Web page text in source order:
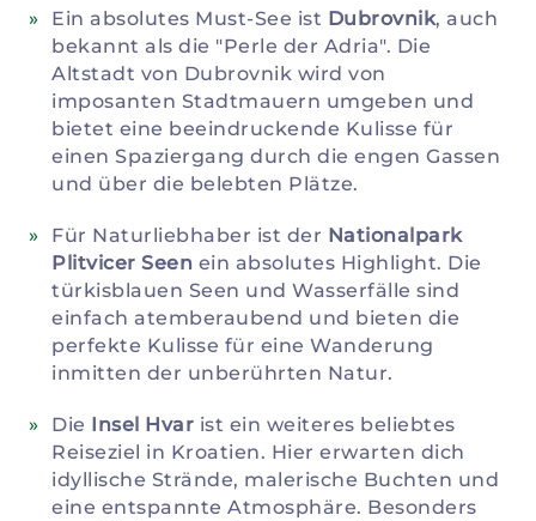
Ein absolutes Must-See ist Dubrovnik, auch
bekannt als die "Perle der Adria". Die
Altstadt von Dubrovnik wird von
imposanten Stadtmauern umgeben und
bietet eine beeindruckende Kulisse für
einen Spaziergang durch die engen Gassen
und über die belebten Plätze.
Für Naturliebhaber ist der Nationalpark
Plitvicer Seen ein absolutes Highlight. Die
türkisblauen Seen und Wasserfälle sind
einfach atemberaubend und bieten die
perfekte Kulisse für eine Wanderung
inmitten der unberührten Natur.
Die Insel Hvar ist ein weiteres beliebtes
Reiseziel in Kroatien. Hier erwarten dich
idyllische Strände, malerische Buchten und
eine entspannte Atmosphäre. Besonders